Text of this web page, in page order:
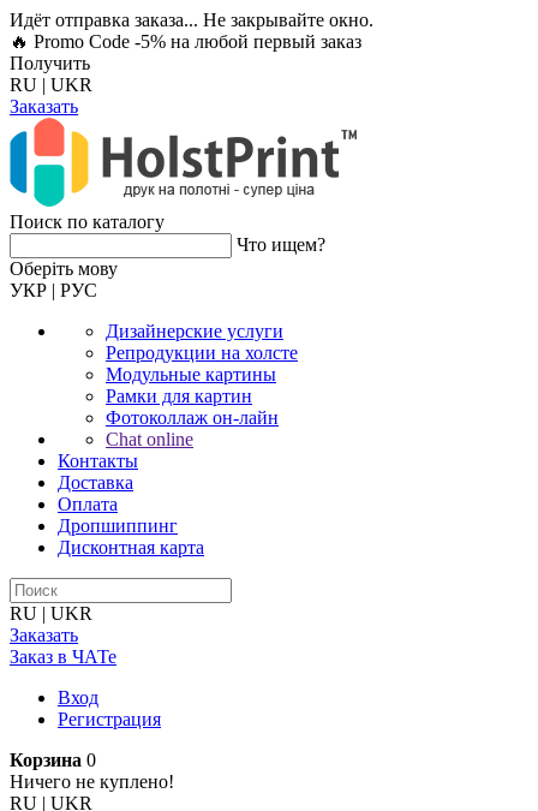
Идёт отправка заказа... Не закрывайте окно.
🔥 Promo Code -5% на любой первый заказ
Получить
RU | UKR
Заказать
Поиск по каталогу
Что ищем?
Оберiть мову
УКР | РУС
Дизайнерские услуги
Репродукции на холсте
Модульные картины
Рамки для картин
Фотоколлаж он-лайн
Chat online
Контакты
Доставка
Оплата
Дропшиппинг
Дисконтная карта
RU | UKR
Заказать
Заказ в ЧАТе
Вход
Регистрация
Корзина 0
Ничего не куплено!
RU | UKR